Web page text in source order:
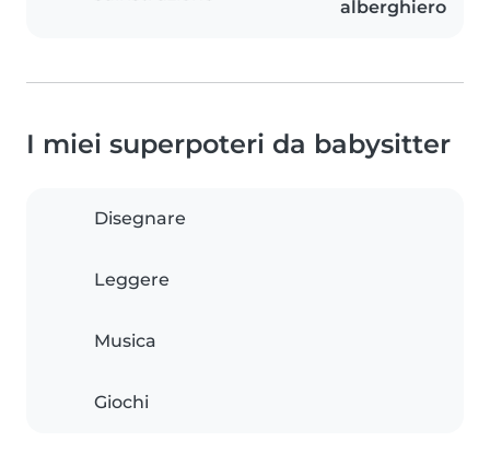
alberghiero
I miei superpoteri da babysitter
Disegnare
Leggere
Musica
Giochi